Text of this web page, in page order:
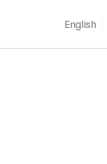
English